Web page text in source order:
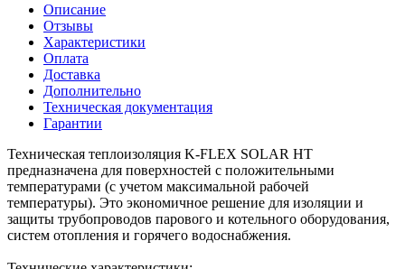
Описание
Отзывы
Характеристики
Оплата
Доставка
Дополнительно
Техническая документация
Гарантии
Техническая теплоизоляция K-FLEX SOLAR HT
предназначена для поверхностей с положительными
температурами (с учетом максимальной рабочей
температуры). Это экономичное решение для изоляции и
защиты трубопроводов парового и котельного оборудования,
систем отопления и горячего водоснабжения.